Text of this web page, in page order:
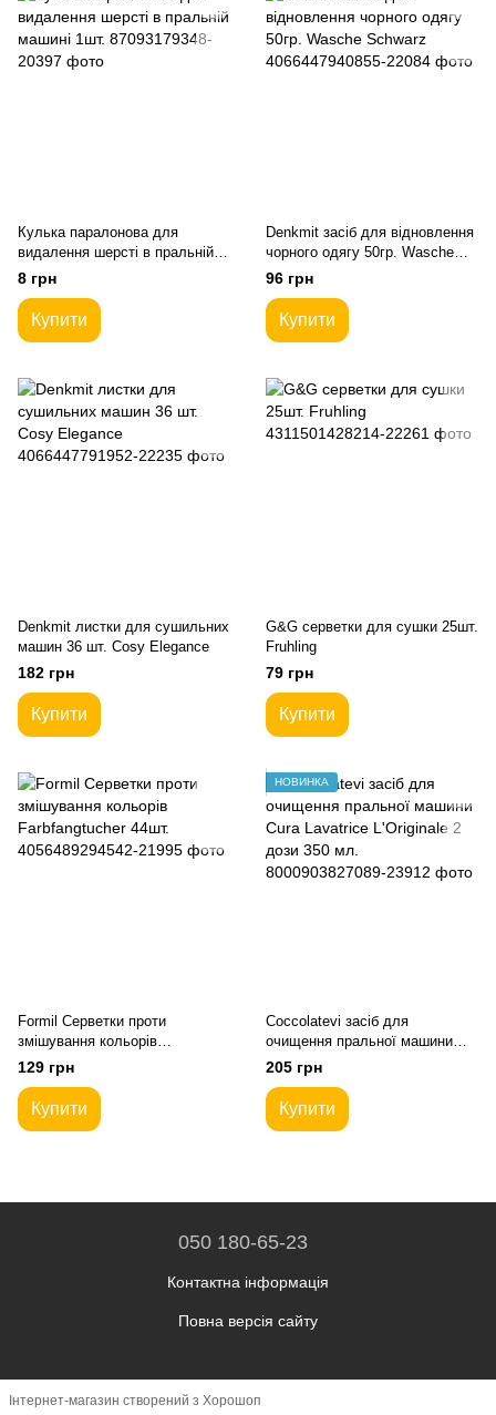
Кулька паралонова для
видалення шерсті в пральній
машині 1шт.
8 грн
Купити
Denkmit засіб для відновлення
чорного одягу 50гр. Wasche
Schwarz
96 грн
Купити
Denkmit листки для сушильних
машин 36 шт. Cosy Elegance
182 грн
Купити
G&G серветки для сушки 25шт.
Fruhling
79 грн
Купити
Formil Серветки проти
змішування кольорів
Farbfangtucher 44шт.
129 грн
Купити
НОВИНКА
Coccolatevi засіб для
очищення пральної машини
Cura Lavatrice L'Originale 2 дози
350 мл.
205 грн
Купити
050 180-65-23
Контактна інформація
Повна версія сайту
Інтернет-магазин створений з Хорошоп